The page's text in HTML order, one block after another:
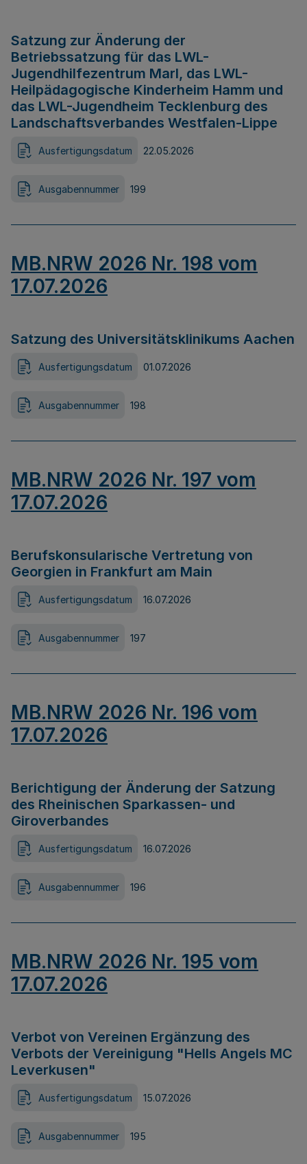
Satzung zur Änderung der
Betriebssatzung für das LWL-
Jugendhilfezentrum Marl, das LWL-
Heilpädagogische Kinderheim Hamm und
das LWL-Jugendheim Tecklenburg des
Landschaftsverbandes Westfalen-Lippe
Ausfertigungsdatum 22.05.2026
Ausgabennummer 199
MB.NRW 2026 Nr. 198 vom
17.07.2026
Satzung des Universitätsklinikums Aachen
Ausfertigungsdatum 01.07.2026
Ausgabennummer 198
MB.NRW 2026 Nr. 197 vom
17.07.2026
Berufskonsularische Vertretung von
Georgien in Frankfurt am Main
Ausfertigungsdatum 16.07.2026
Ausgabennummer 197
MB.NRW 2026 Nr. 196 vom
17.07.2026
Berichtigung der Änderung der Satzung
des Rheinischen Sparkassen- und
Giroverbandes
Ausfertigungsdatum 16.07.2026
Ausgabennummer 196
MB.NRW 2026 Nr. 195 vom
17.07.2026
Verbot von Vereinen Ergänzung des
Verbots der Vereinigung "Hells Angels MC
Leverkusen"
Ausfertigungsdatum 15.07.2026
Ausgabennummer 195